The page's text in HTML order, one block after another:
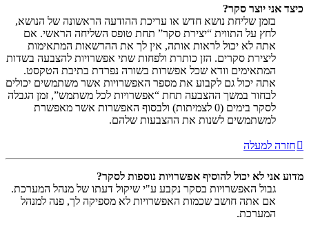
כיצד אני יוצר סקר?
בזמן שליחת נושא חדש או עריכת ההודעה הראשונה של הנושא,
לחץ על התווית “יצירת סקר” תחת טופס השליחה הראשי. אם
אתה לא יכול לראות אותה, אין לך את ההרשאות המתאימות
ליצירת סקרים. הזן כותרת ולפחות שתי אפשרויות להצבעה בשדות
המתאימים וודא שכל אפשרות בשורה נפרדת בתיבת הטקסט.
אתה יכול גם לקבוע את מספר האפשרויות אשר משתמשים יכולים
לבחור במשך ההצבעה תחת “אפשרויות לכל משתמש”, זמן הגבלה
לסקר בימים (0 לצמיתות) ולבסוף האפשרות אשר מאפשרת
למשתמשים לשנות את ההצבעות שלהם.
חזרה למעלה
מדוע אני לא יכול להוסיף אפשרויות נוספות לסקר?
גבול האפשרויות בסקר נקבע ע"י שיקול דעתו של מנהל המערכת.
אם אתה חושב שכמות האפשרויות לא מספיקה לך, פנה למנהל
המערכת.